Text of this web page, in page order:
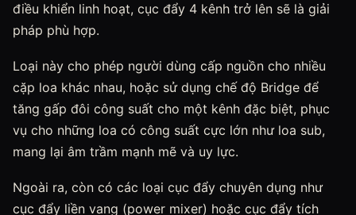
điều khiển linh hoạt, cục đẩy 4 kênh trở lên sẽ là giải
pháp phù hợp.
Loại này cho phép người dùng cấp nguồn cho nhiều
cặp loa khác nhau, hoặc sử dụng chế độ Bridge để
tăng gấp đôi công suất cho một kênh đặc biệt, phục
vụ cho những loa có công suất cực lớn như loa sub,
mang lại âm trầm mạnh mẽ và uy lực.
Ngoài ra, còn có các loại cục đẩy chuyên dụng như
cục đẩy liền vang (power mixer) hoặc cục đẩy tích